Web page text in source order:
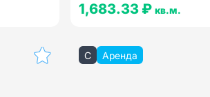
1,683.33 ₽ кв.м.
C Аренда